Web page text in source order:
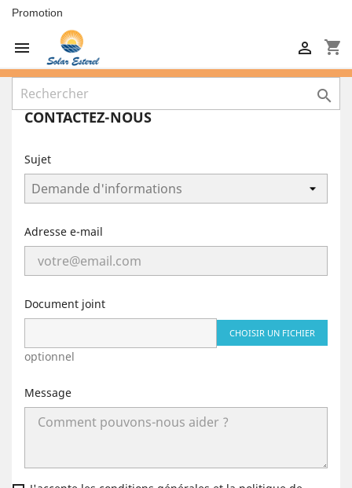
Promotion
 shopping_cart


CONTACTEZ-NOUS
Sujet
Adresse e-mail
Document joint
CHOISIR UN FICHIER
optionnel
Message